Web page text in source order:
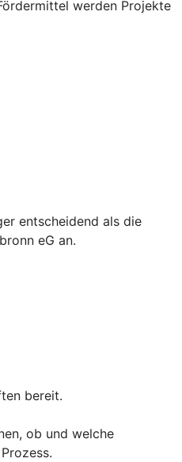
werden Projekte
entscheidend als die
eG an.
bereit.
ob und welche